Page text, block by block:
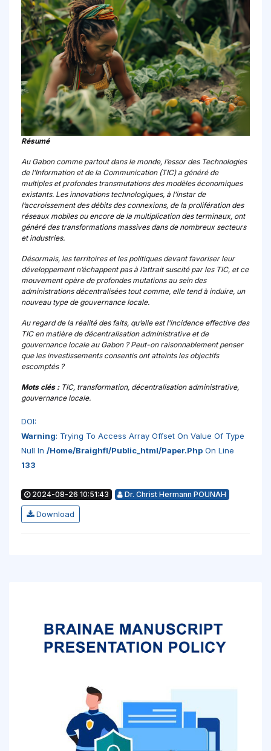
Résumé
Au Gabon comme partout dans le monde, l’essor des Technologies
de l’Information et de la Communication (TIC) a généré de
multiples et profondes transmutations des modèles économiques
existants. Les innovations technologiques, à l’instar de
l’accroissement des débits des connexions, de la prolifération des
réseaux mobiles ou encore de la multiplication des terminaux, ont
généré des transformations massives dans de nombreux secteurs
et industries.
Désormais, les territoires et les politiques devant favoriser leur
développement n’échappent pas à l’attrait suscité par les TIC, et ce
mouvement opère de profondes mutations au sein des
administrations décentralisées tout comme, elle tend à induire, un
nouveau type de gouvernance locale.
Au regard de la réalité des faits, qu’elle est l’incidence effective des
TIC en matière de décentralisation administrative et de
gouvernance locale au Gabon ? Peut-on raisonnablement penser
que les investissements consentis ont atteints les objectifs
escomptés ?
Mots clés : TIC, transformation, décentralisation administrative,
gouvernance locale.
DOI:
Warning: Trying To Access Array Offset On Value Of Type
Null In /home/braighfl/public_html/paper.php On Line
133
2024-08-26 10:51:43 Dr. Christ Hermann POUNAH
Download